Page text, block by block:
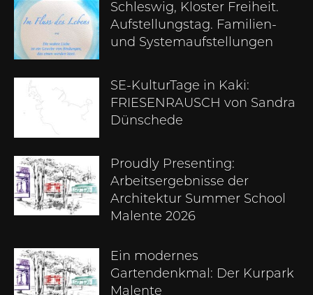
Schleswig, Kloster Freiheit.
Aufstellungstag. Familien-
und Systemaufstellungen
SE-KulturTage in Kaki:
FRIESENRAUSCH von Sandra
Dünschede
Proudly Presenting:
Arbeitsergebnisse der
Architektur Summer School
Malente 2026
Ein modernes
Gartendenkmal: Der Kurpark
Malente